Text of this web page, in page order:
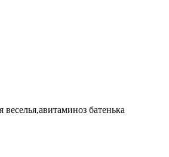
веселья,авитаминоз батенька